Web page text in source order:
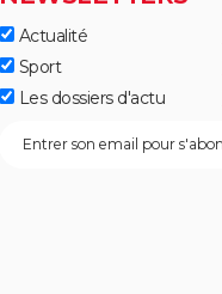
Actualité
Sport
Les dossiers d'actu